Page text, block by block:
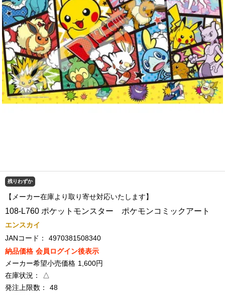
残りわずか
【メーカー在庫より取り寄せ対応いたします】
108-L760 ポケットモンスター ポケモンコミックアート
エンスカイ
JANコード：
4970381508340
納品価格 会員ログイン後表示
メーカー希望小売価格 1,600円
在庫状況：
△
発注上限数：
48